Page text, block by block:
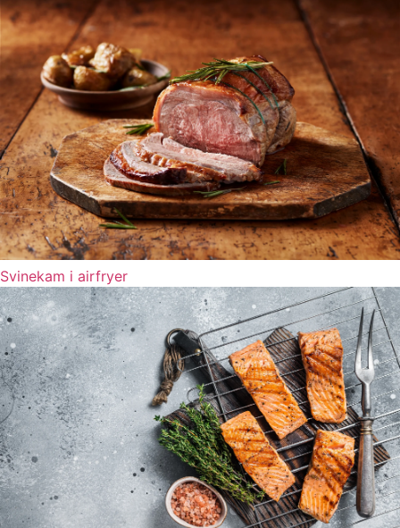
Svinekam i airfryer